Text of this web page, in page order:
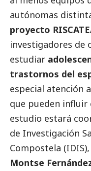
autónomas
proyecto
investigadores de
estudiar
trastornos del
especial atención
que pueden influir
estudio estará
de Investigación
Compostela
Montse